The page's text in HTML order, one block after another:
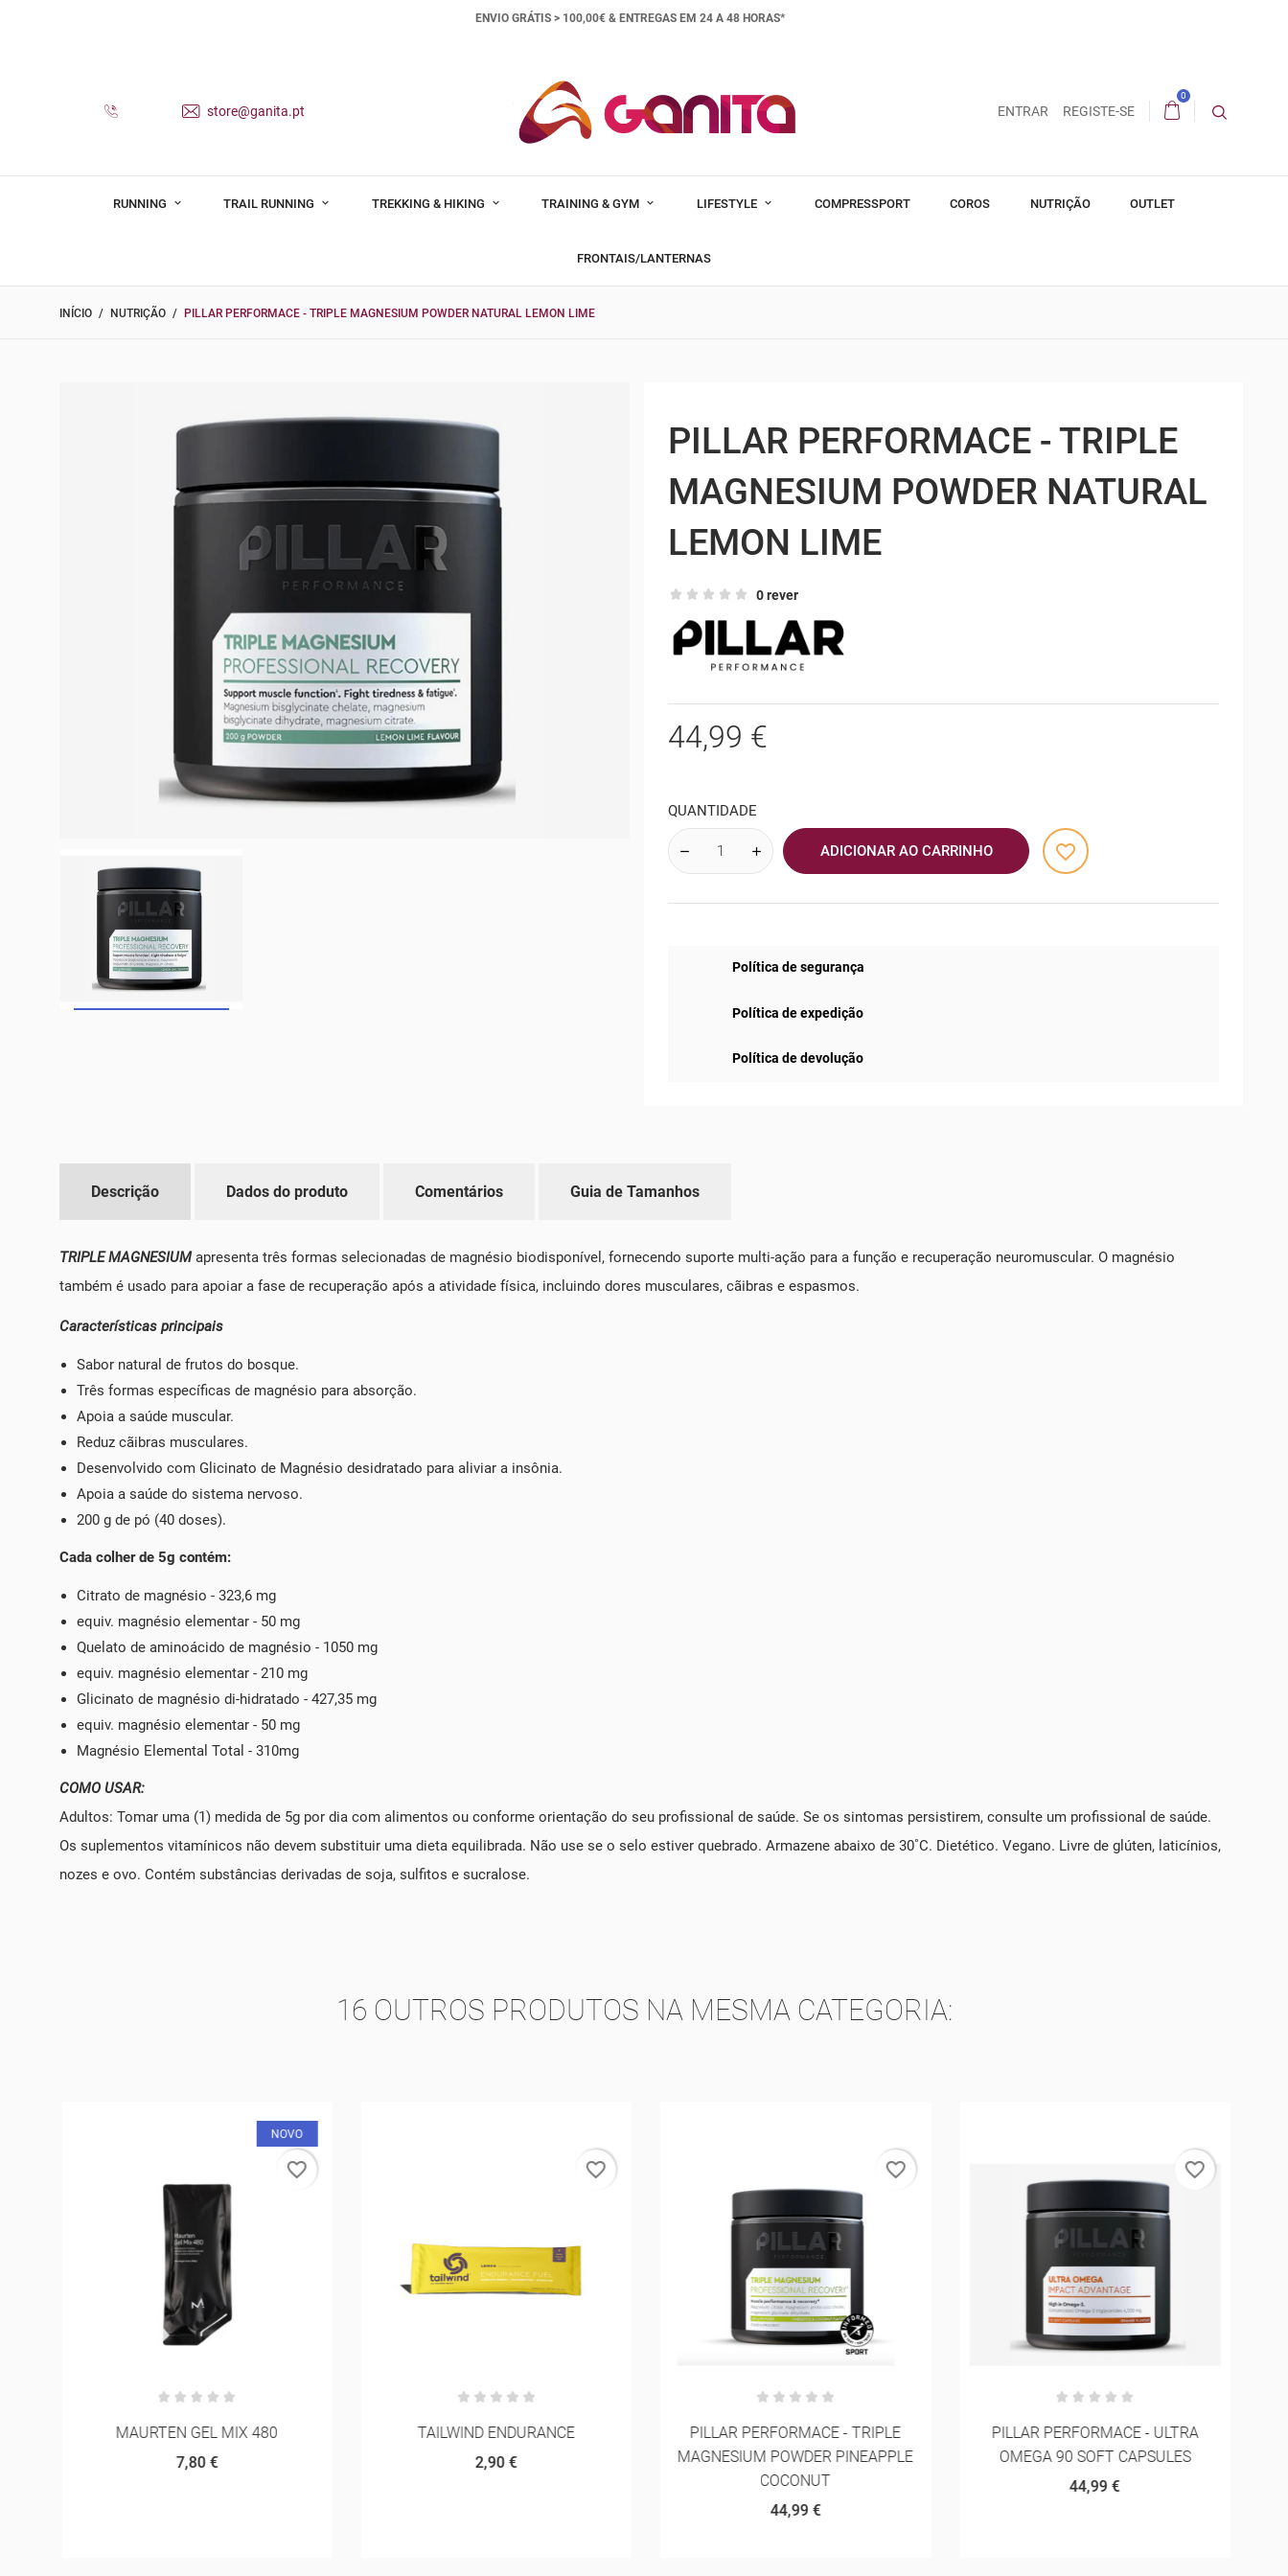
ENVIO GRÁTIS > 100,00€ & ENTREGAS EM 24 A 48 HORAS*
store@ganita.pt ENTRAR REGISTE-SE
0
RUNNING TRAIL RUNNING TREKKING & HIKING TRAINING & GYM LIFESTYLE COMPRESSPORT COROS NUTRIÇÃO OUTLET
FRONTAIS/LANTERNAS
INÍCIO NUTRIÇÃO PILLAR PERFORMACE - TRIPLE MAGNESIUM POWDER NATURAL LEMON LIME
PILLAR PERFORMACE - TRIPLE
MAGNESIUM POWDER NATURAL
LEMON LIME
0 rever
44,99 €
QUANTIDADE
ADICIONAR AO CARRINHO favorite_border
Política de segurança
Política de expedição
Política de devolução
Descrição Dados do produto Comentários Guia de Tamanhos
TRIPLE MAGNESIUM apresenta três formas selecionadas de magnésio biodisponível, fornecendo suporte multi-ação para a função e recuperação neuromuscular. O magnésio
também é usado para apoiar a fase de recuperação após a atividade física, incluindo dores musculares, cãibras e espasmos.
Características principais
Sabor natural de frutos do bosque.
Três formas específicas de magnésio para absorção.
Apoia a saúde muscular.
Reduz cãibras musculares.
Desenvolvido com Glicinato de Magnésio desidratado para aliviar a insônia.
Apoia a saúde do sistema nervoso.
200 g de pó (40 doses).
Cada colher de 5g contém:
Citrato de magnésio - 323,6 mg
equiv. magnésio elementar - 50 mg
Quelato de aminoácido de magnésio - 1050 mg
equiv. magnésio elementar - 210 mg
Glicinato de magnésio di-hidratado - 427,35 mg
equiv. magnésio elementar - 50 mg
Magnésio Elemental Total - 310mg
COMO USAR:
Adultos: Tomar uma (1) medida de 5g por dia com alimentos ou conforme orientação do seu profissional de saúde. Se os sintomas persistirem, consulte um profissional de saúde.
Os suplementos vitamínicos não devem substituir uma dieta equilibrada. Não use se o selo estiver quebrado. Armazene abaixo de 30˚C. Dietético. Vegano. Livre de glúten, laticínios,
nozes e ovo. Contém substâncias derivadas de soja, sulfitos e sucralose.
16 OUTROS PRODUTOS NA MESMA CATEGORIA:
NOVO
MAURTEN GEL MIX 480
7,80 €
favorite_border
TAILWIND ENDURANCE
2,90 €
favorite_border
PILLAR PERFORMACE - TRIPLE
MAGNESIUM POWDER PINEAPPLE
COCONUT
44,99 €
favorite_border
PILLAR PERFORMACE - ULTRA
OMEGA 90 SOFT CAPSULES
44,99 €
favorite_border